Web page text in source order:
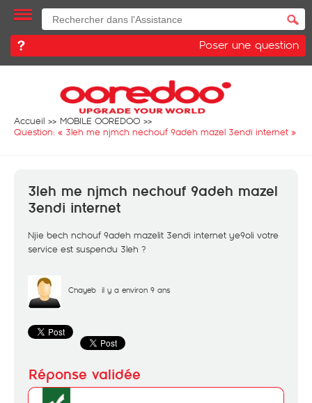
Poser une question
Accueil
MOBILE OOREDOO
Question: « 3leh me njmch nechouf 9adeh mazel 3endi internet »
3leh me njmch nechouf 9adeh mazel
3endi internet
Njie bech nchouf 9adeh mazelit 3endi internet ye9oli votre
service est suspendu 3leh ?
Chayeb il y a environ 9 ans